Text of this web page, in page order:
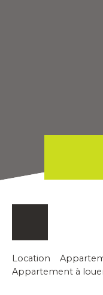
Location
Appartement à